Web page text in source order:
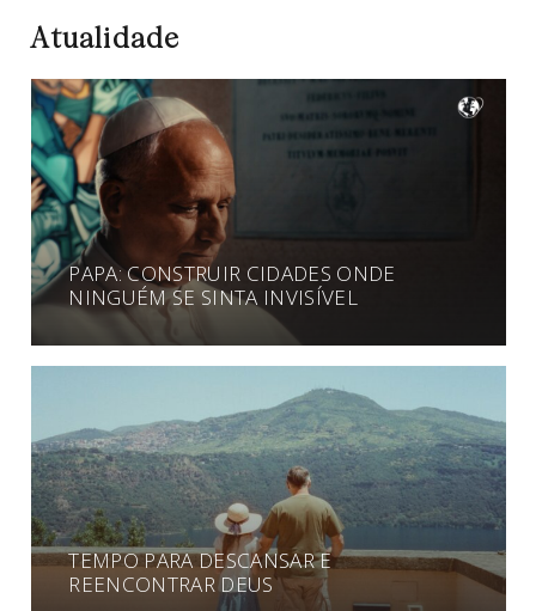
Atualidade
PAPA: CONSTRUIR CIDADES ONDE
NINGUÉM SE SINTA INVISÍVEL
TEMPO PARA DESCANSAR E
REENCONTRAR DEUS